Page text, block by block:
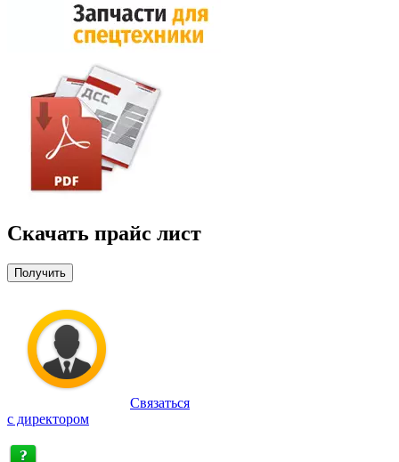
Скачать прайс лист
Получить
Связаться
с директором